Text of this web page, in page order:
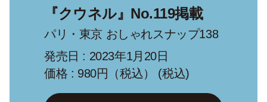
『クウネル』No.119掲載
パリ・東京 おしゃれスナップ138
発売日 : 2023年1月20日
価格 : 980円（税込） (税込)